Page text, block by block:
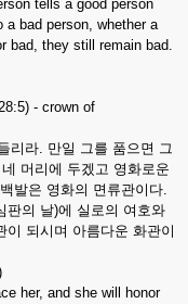
tells a good person
bad person, whether a
bad, they still remain bad.
- crown of
리라. 만일 그를 품으면 그
머리에 두겠고 영화로운
발은 영화의 면류관이다.
판의 날)에 실로의 여호와
되시며 아름다운 화관이
her, and she will honor